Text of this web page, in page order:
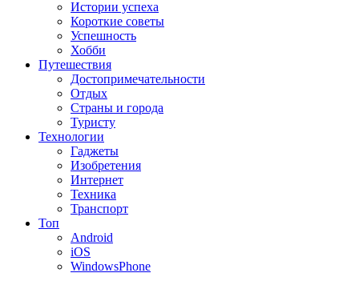
Истории успеха
Короткие советы
Успешность
Хобби
Путешествия
Достопримечательности
Отдых
Страны и города
Туристу
Технологии
Гаджеты
Изобретения
Интернет
Техника
Транспорт
Топ
Android
iOS
WindowsPhone